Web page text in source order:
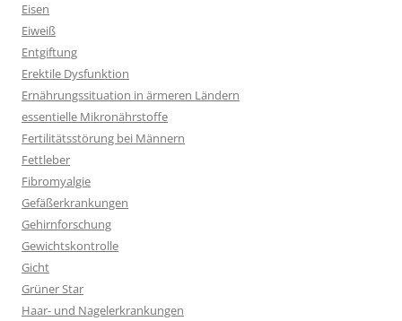
Eisen
Eiweiß
Entgiftung
Erektile Dysfunktion
Ernährungssituation in ärmeren Ländern
essentielle Mikronährstoffe
Fertilitätsstörung bei Männern
Fettleber
Fibromyalgie
Gefäßerkrankungen
Gehirnforschung
Gewichtskontrolle
Gicht
Grüner Star
Haar- und Nagelerkrankungen